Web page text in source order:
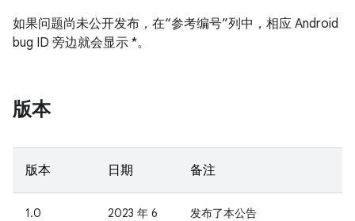
如果问题尚未公开发布，在“参考编号”列中，相应 Android
bug ID 旁边就会显示 *。
版本
版本 日期 备注
1.0
2023 年 6
发布了本公告